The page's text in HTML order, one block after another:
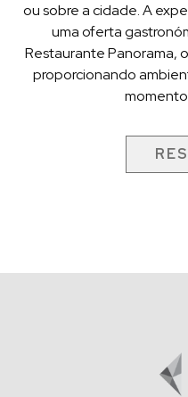
ou sobre a cidade. A
uma oferta
Restaurante Panorama,
proporcionando